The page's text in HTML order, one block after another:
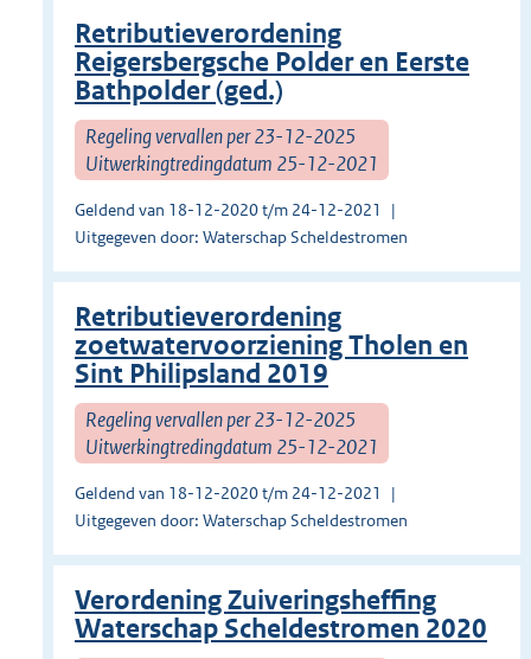
Retributieverordening
Reigersbergsche Polder en Eerste
Bathpolder (ged.)
Regeling vervallen per 23-12-2025
Uitwerkingtredingdatum 25-12-2021
Geldend van 18-12-2020 t/m 24-12-2021
Uitgegeven door: Waterschap Scheldestromen
Retributieverordening
zoetwatervoorziening Tholen en
Sint Philipsland 2019
Regeling vervallen per 23-12-2025
Uitwerkingtredingdatum 25-12-2021
Geldend van 18-12-2020 t/m 24-12-2021
Uitgegeven door: Waterschap Scheldestromen
Verordening Zuiveringsheffing
Waterschap Scheldestromen 2020